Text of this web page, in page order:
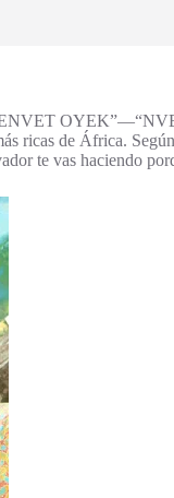
ricas de África.
te vas haciendo